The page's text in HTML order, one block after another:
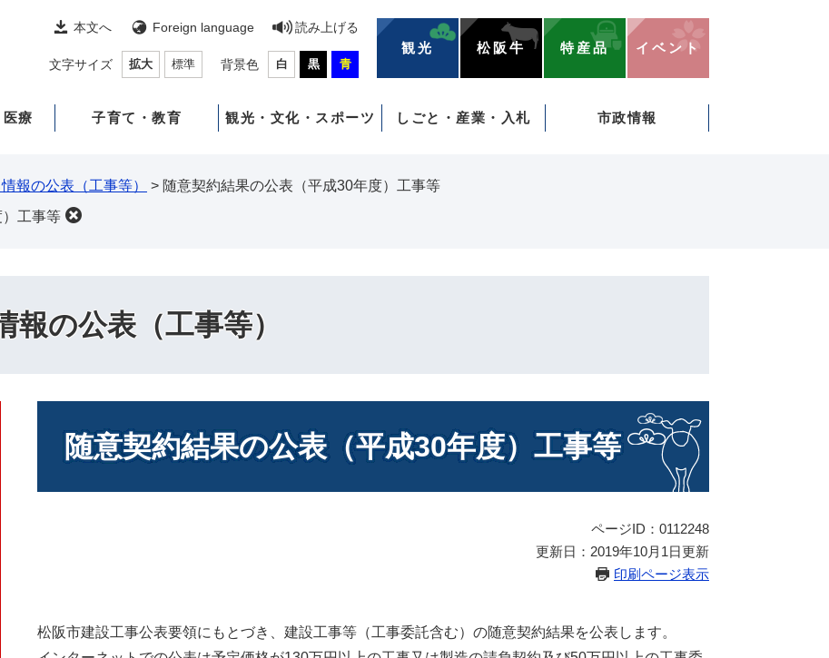
本文へ Foreign language 読み上げる
文字サイズ 拡大 標準 背景色 白 黒 青
観光 松阪牛 特産品 イベント
療 子育て・教育 観光・文化・スポーツ しごと・産業・入札 市政情報
報の公表（工事等） > 随意契約結果の公表（平成30年度）工事等
工事等
報の公表（工事等）
随意契約結果の公表（平成30年度）工事等
ページID：0112248
更新日：2019年10月1日更新
印刷ページ表示
松阪市建設工事公表要領にもとづき、建設工事等（工事委託含む）の随意契約結果を公表します。